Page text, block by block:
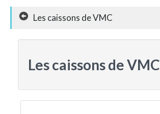
Les caissons de VMC
Les caissons de VMC